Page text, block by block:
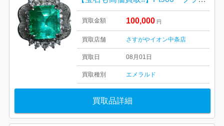
買取金額 100,000 円
買取店舗 さすがやイオン中条店
買取日 08月01日
買取種別 エメラルド
買取品詳細